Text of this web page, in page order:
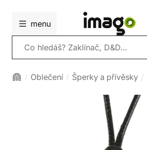
menu
Vyhledávání
Oblečení Šperky a přívěsky